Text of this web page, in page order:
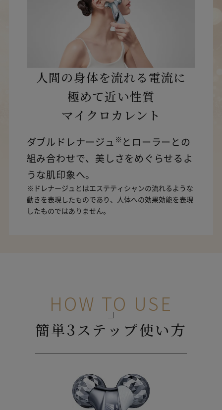
人間の身体を流れる電流に
極めて近い性質
マイクロカレント
ダブルドレナージュ ※ とローラーとの
組み合わせで、美しさをめぐらせるよ
うな肌印象へ。
※ドレナージュとはエステティシャンの流れるような
動きを表現したものであり、人体への効果効能を表現
したものではありません。
HOW TO USE
簡単3ステップ使い方